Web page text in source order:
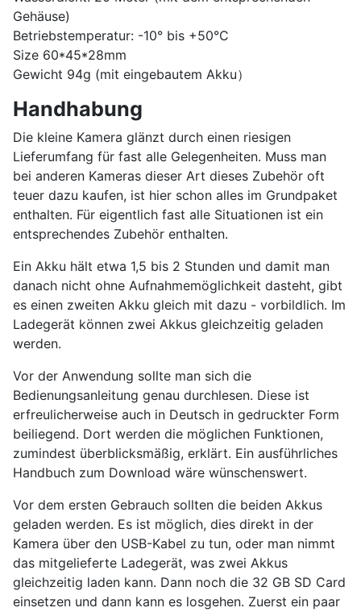
Gehäuse)
Betriebstemperatur: -10° bis +50°C
Size 60*45*28mm
Gewicht 94g (mit eingebautem Akku）
Handhabung
Die kleine Kamera glänzt durch einen riesigen
Lieferumfang für fast alle Gelegenheiten. Muss man
bei anderen Kameras dieser Art dieses Zubehör oft
teuer dazu kaufen, ist hier schon alles im Grundpaket
enthalten. Für eigentlich fast alle Situationen ist ein
entsprechendes Zubehör enthalten.
Ein Akku hält etwa 1,5 bis 2 Stunden und damit man
danach nicht ohne Aufnahmemöglichkeit dasteht, gibt
es einen zweiten Akku gleich mit dazu - vorbildlich. Im
Ladegerät können zwei Akkus gleichzeitig geladen
werden.
Vor der Anwendung sollte man sich die
Bedienungsanleitung genau durchlesen. Diese ist
erfreulicherweise auch in Deutsch in gedruckter Form
beiliegend. Dort werden die möglichen Funktionen,
zumindest überblicksmäßig, erklärt. Ein ausführliches
Handbuch zum Download wäre wünschenswert.
Vor dem ersten Gebrauch sollten die beiden Akkus
geladen werden. Es ist möglich, dies direkt in der
Kamera über den USB-Kabel zu tun, oder man nimmt
das mitgelieferte Ladegerät, was zwei Akkus
gleichzeitig laden kann. Dann noch die 32 GB SD Card
einsetzen und dann kann es losgehen. Zuerst ein paar